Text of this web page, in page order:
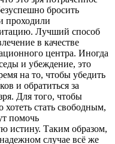
бросить
проходили
Лучший способ
в качестве
центра. Иногда
и убеждение, это
на то, чтобы убедить
и обратиться за
Для того, чтобы
хотеть стать свободным,
помочь
истину. Таким образом,
случае всё же